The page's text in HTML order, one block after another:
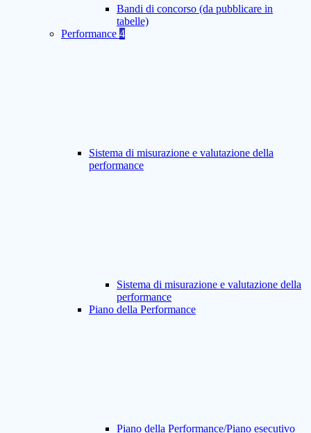
Bandi di concorso (da pubblicare in
tabelle)
Performance 4
Sistema di misurazione e valutazione della
performance
Sistema di misurazione e valutazione della
performance
Piano della Performance
Piano della Performance/Piano esecutivo